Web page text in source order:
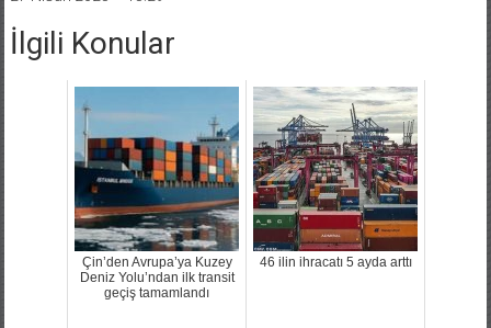
İlgili Konular
Çin’den Avrupa’ya Kuzey
Deniz Yolu’ndan ilk transit
geçiş tamamlandı
46 ilin ihracatı 5 ayda arttı